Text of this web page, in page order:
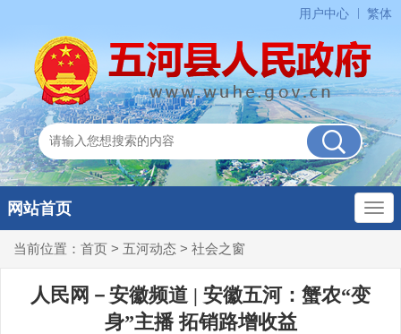
用户中心 繁体
网站首页
当前位置： 首页 > 五河动态 > 社会之窗
人民网－安徽频道 | 安徽五河：蟹农“变
身”主播 拓销路增收益